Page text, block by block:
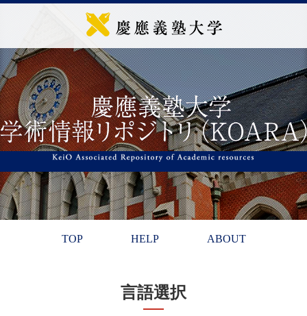
TOP HELP ABOUT
言語選択